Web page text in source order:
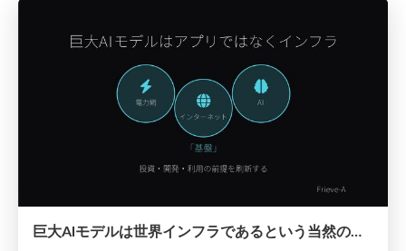
巨大AIモデルは世界インフラであるという当然の認識